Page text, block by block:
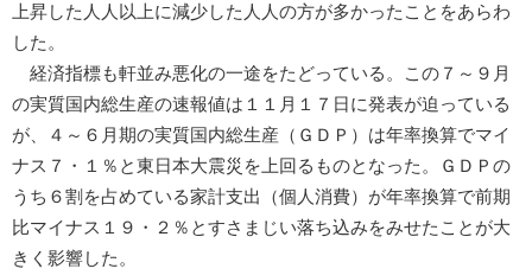
上昇した人人以上に減少した人人の方が多かったことをあらわ
した。
経済指標も軒並み悪化の一途をたどっている。この７～９月
の実質国内総生産の速報値は１１月１７日に発表が迫っている
が、４～６月期の実質国内総生産（ＧＤＰ）は年率換算でマイ
ナス７・１％と東日本大震災を上回るものとなった。ＧＤＰの
うち６割を占めている家計支出（個人消費）が年率換算で前期
比マイナス１９・２％とすさまじい落ち込みをみせたことが大
きく影響した。